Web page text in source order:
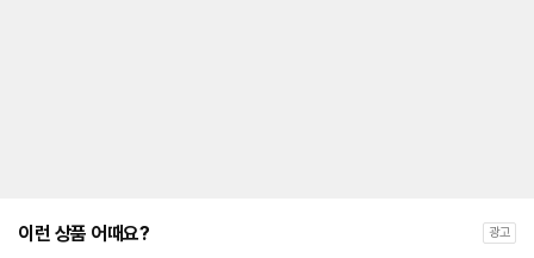
는
대
이런 상품 어때요? 광고